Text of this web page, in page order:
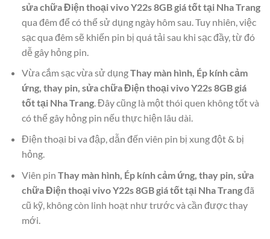
sửa chữa Điện thoại vivo Y22s 8GB giá tốt tại Nha Trang
qua đêm để có thể sử dụng ngày hôm sau. Tuy nhiên, việc
sạc qua đêm sẽ khiến pin bị quá tải sau khi sạc đầy, từ đó
dễ gây hỏng pin.
Vừa cắm sạc vừa sử dụngThay màn hình, Ép kính cảm
ứng, thay pin, sửa chữa Điện thoại vivo Y22s 8GB giá
tốt tại Nha Trang. Đây cũng là một thói quen không tốt và
có thể gây hỏng pin nếu thực hiện lâu dài.
Điện thoại bi va đập, dẫn đến viên pin bị xung đột & bị
hỏng.
Viên pin Thay màn hình, Ép kính cảm ứng, thay pin, sửa
chữa Điện thoại vivo Y22s 8GB giá tốt tại Nha Trangđã
cũ kỹ, không còn linh hoạt như trước và cần được thay
mới.